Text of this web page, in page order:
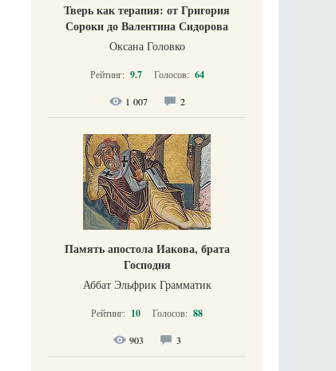
Тверь как терапия: от Григория
Сороки до Валентина Сидорова
Оксана Головко
Рейтинг: 9.7 Голосов: 64
1 007 2
Память апостола Иакова, брата
Господня
Аббат Эльфрик Грамматик
Рейтинг: 10 Голосов: 88
903 3